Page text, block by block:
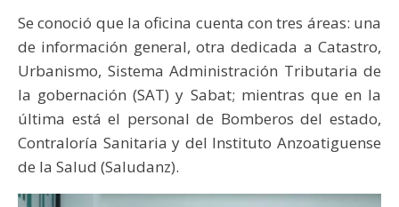
Se conoció que la oficina cuenta con tres áreas: una
de información general, otra dedicada a Catastro,
Urbanismo, Sistema Administración Tributaria de
la gobernación (SAT) y Sabat; mientras que en la
última está el personal de Bomberos del estado,
Contraloría Sanitaria y del Instituto Anzoatiguense
de la Salud (Saludanz).